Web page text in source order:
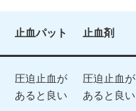
止血パット 止血剤
圧迫止血が
あると良い
圧迫止血が
あると良い